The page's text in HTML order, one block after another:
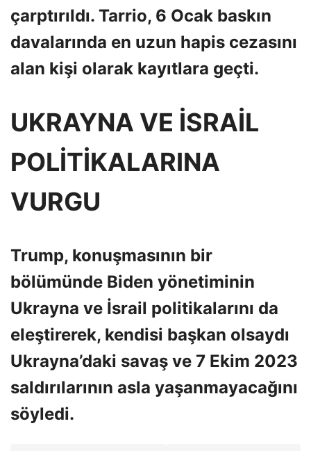
çarptırıldı. Tarrio, 6 Ocak baskın
davalarında en uzun hapis cezasını
alan kişi olarak kayıtlara geçti.
UKRAYNA VE İSRAİL
POLİTİKALARINA
VURGU
Trump, konuşmasının bir
bölümünde Biden yönetiminin
Ukrayna ve İsrail politikalarını da
eleştirerek, kendisi başkan olsaydı
Ukrayna’daki savaş ve 7 Ekim 2023
saldırılarının asla yaşanmayacağını
söyledi.